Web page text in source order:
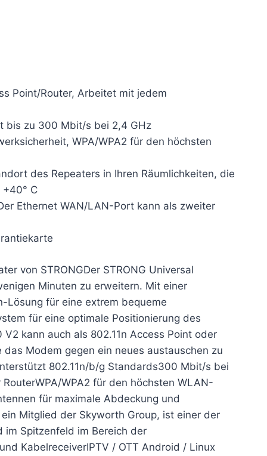
Point/Router, Arbeitet mit jedem
bis zu 300 Mbit/s bei 2,4 GHz
WPA/WPA2 für den höchsten
des Repeaters in Ihren Räumlichkeiten, die
C
Ethernet WAN/LAN-Port kann als zweiter
von STRONGDer STRONG Universal
Minuten zu erweitern. Mit einer
Lösung für eine extrem bequeme
für eine optimale Positionierung des
kann auch als 802.11n Access Point oder
Modem gegen ein neues austauschen zu
802.11n/b/g Standards300 Mbit/s bei
WPA2 für den höchsten WLAN-
für maximale Abdeckung und
Mitglied der Skyworth Group, ist einer der
im Spitzenfeld im Bereich der
KabelreceiverIPTV / OTT Android / Linux